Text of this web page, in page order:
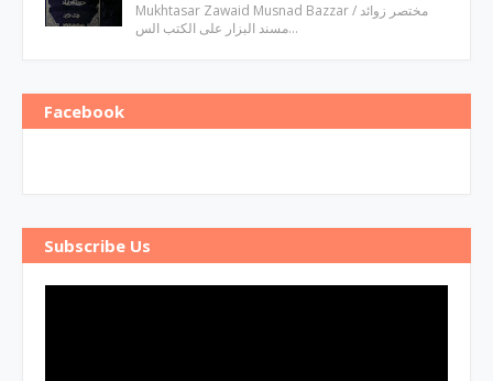
Mukhtasar Zawaid Musnad Bazzar ‎/ مختصر زوائد
مسند البزار علی الکتب الس…
Facebook
Subscribe Us